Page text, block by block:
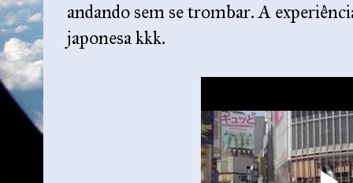
andando sem se trombar. A
japonesa kkk.